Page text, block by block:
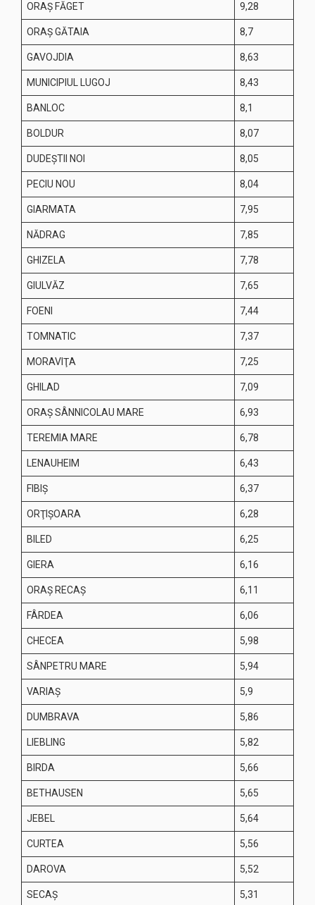
ORAŞ FĂGET 9,28
ORAŞ GĂTAIA 8,7
GAVOJDIA 8,63
MUNICIPIUL LUGOJ 8,43
BANLOC 8,1
BOLDUR 8,07
DUDEŞTII NOI 8,05
PECIU NOU 8,04
GIARMATA 7,95
NĂDRAG 7,85
GHIZELA 7,78
GIULVĂZ 7,65
FOENI 7,44
TOMNATIC 7,37
MORAVIŢA 7,25
GHILAD 7,09
ORAŞ SÂNNICOLAU MARE 6,93
TEREMIA MARE 6,78
LENAUHEIM 6,43
FIBIŞ 6,37
ORŢIŞOARA 6,28
BILED 6,25
GIERA 6,16
ORAŞ RECAŞ 6,11
FÂRDEA 6,06
CHECEA 5,98
SÂNPETRU MARE 5,94
VARIAŞ 5,9
DUMBRAVA 5,86
LIEBLING 5,82
BIRDA 5,66
BETHAUSEN 5,65
JEBEL 5,64
CURTEA 5,56
DAROVA 5,52
SECAŞ 5,31